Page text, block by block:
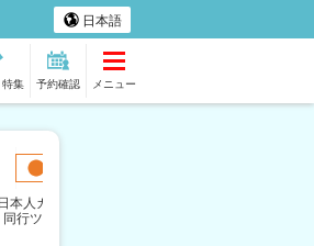
日本語
集 予約確認 メニュー
日本人ガイド
同行ツアー